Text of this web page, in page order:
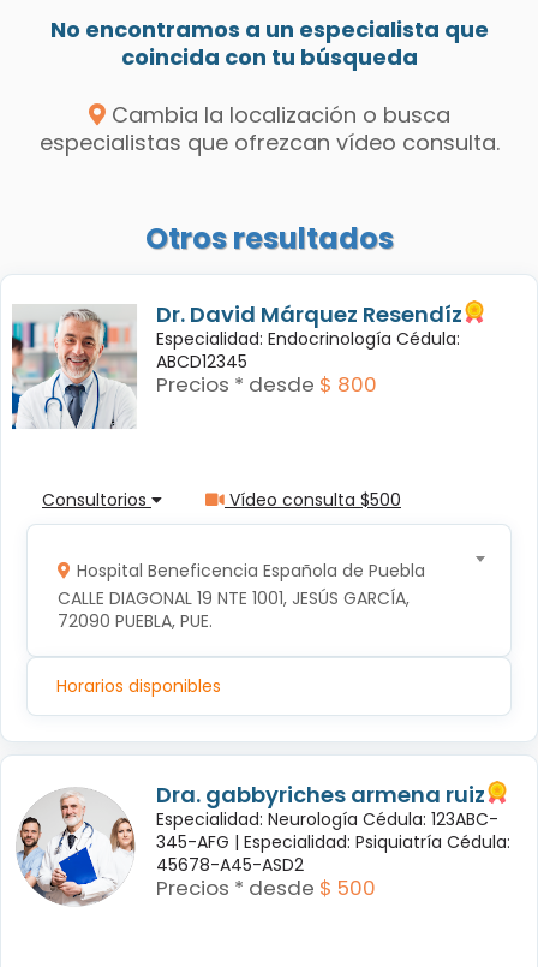
No encontramos a un especialista que
coincida con tu búsqueda
Cambia la localización o busca
especialistas que ofrezcan vídeo consulta.
Otros resultados
Dr. David Márquez Resendíz
Especialidad: Endocrinología Cédula:
ABCD12345
Precios * desde $ 800
Consultorios Vídeo consulta $500
Hospital Beneficencia Española de Puebla
CALLE DIAGONAL 19 NTE 1001, JESÚS GARCÍA,
72090 PUEBLA, PUE.
Horarios disponibles
Dra. gabbyriches armena ruiz
Especialidad: Neurología Cédula: 123ABC-
345-AFG | Especialidad: Psiquiatría Cédula:
45678-A45-ASD2
Precios * desde $ 500